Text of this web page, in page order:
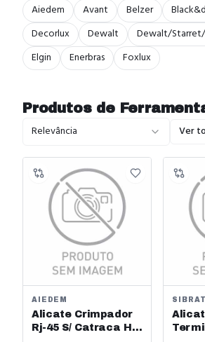
Aiedem Avant Belzer
Decorlux
Dewalt Dewalt/
Elgin
Enerbras Foxlux
Produtos de
Relevância Ver
AIEDEM
Alicate Crimpador
Rj-45 S/ Catraca Ht-